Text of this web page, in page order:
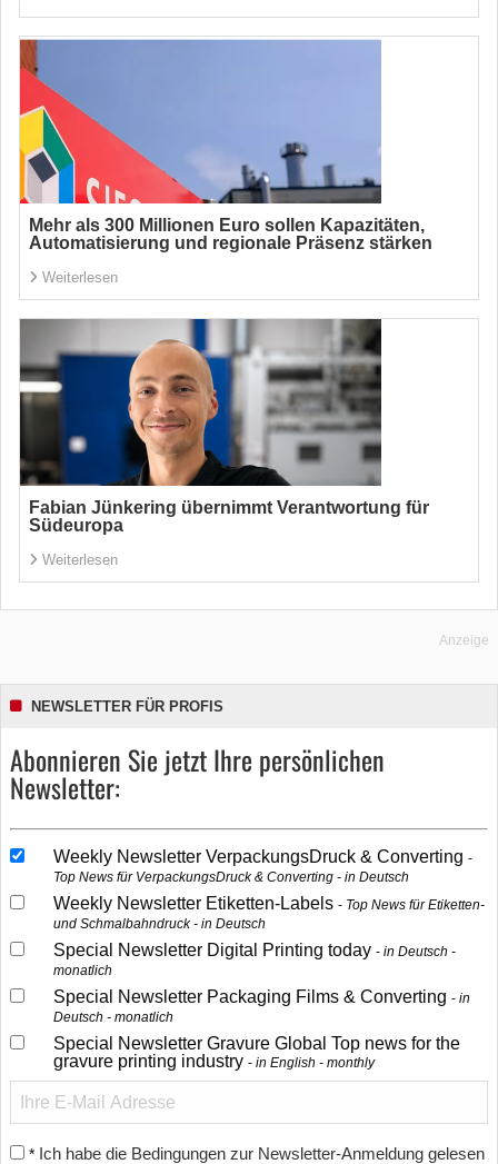
Mehr als 300 Millionen Euro sollen Kapazitäten,
Automatisierung und regionale Präsenz stärken
Weiterlesen
Fabian Jünkering übernimmt Verantwortung für
Südeuropa
Weiterlesen
Anzeige
NEWSLETTER FÜR PROFIS
Abonnieren Sie jetzt Ihre persönlichen
Newsletter:
Weekly Newsletter VerpackungsDruck & Converting
Top News für VerpackungsDruck & Converting - in Deutsch
Weekly Newsletter Etiketten-Labels
Top News für Etiketten-
und Schmalbahndruck - in Deutsch
Special Newsletter Digital Printing today
in Deutsch -
monatlich
Special Newsletter Packaging Films & Converting
in
Deutsch - monatlich
Special Newsletter Gravure Global Top news for the
gravure printing industry
in English - monthly
* Ich habe die Bedingungen zur Newsletter-Anmeldung gelesen